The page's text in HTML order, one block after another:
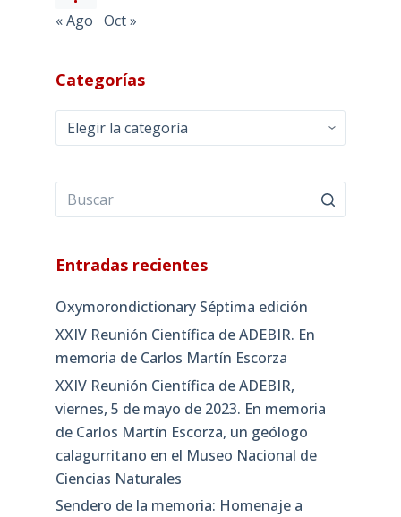
« Ago Oct »
Categorías
Categorías
Entradas recientes
Oxymorondictionary Séptima edición
XXIV Reunión Científica de ADEBIR. En
memoria de Carlos Martín Escorza
XXIV Reunión Científica de ADEBIR,
viernes, 5 de mayo de 2023. En memoria
de Carlos Martín Escorza, un geólogo
calagurritano en el Museo Nacional de
Ciencias Naturales
Sendero de la memoria: Homenaje a